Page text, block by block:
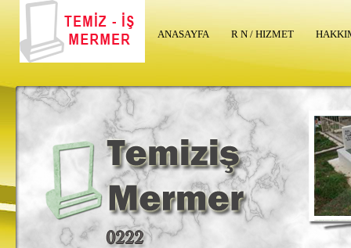
ANASAYFA R N / HIZMET